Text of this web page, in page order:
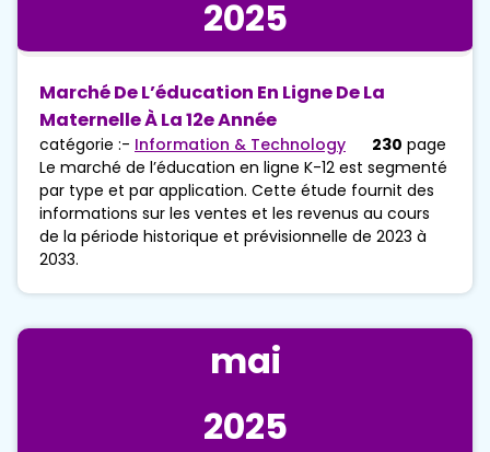
2025
Marché De L’éducation En Ligne De La
Maternelle À La 12e Année
catégorie :- Information & Technology 230 page
Le marché de l’éducation en ligne K-12 est segmenté
par type et par application. Cette étude fournit des
informations sur les ventes et les revenus au cours
de la période historique et prévisionnelle de 2023 à
2033.
mai
2025